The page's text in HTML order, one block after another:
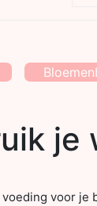
je
voor